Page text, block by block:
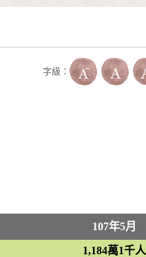
字級：
107年5月
1,184萬1千人